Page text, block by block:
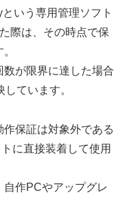
いう専用管理ソフト
際は、その時点で保
が限界に達した場合
ています。
保証は対象外である
に直接装着して使用
作PCやアップグレ